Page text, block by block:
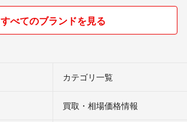
すべてのブランドを見る
カテゴリ一覧
買取・相場価格情報